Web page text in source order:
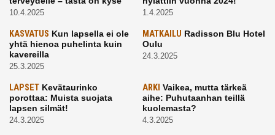
10.4.2025 1.4.2025
KASVATUS Kun lapsella ei ole
yhtä hienoa puhelinta kuin
kavereilla
25.3.2025
MATKAILU Radisson Blu Hotel
Oulu
24.3.2025
LAPSET Kevätaurinko
porottaa: Muista suojata
lapsen silmät!
24.3.2025
ARKI Vaikea, mutta tärkeä
aihe: Puhutaanhan teillä
kuolemasta?
4.3.2025